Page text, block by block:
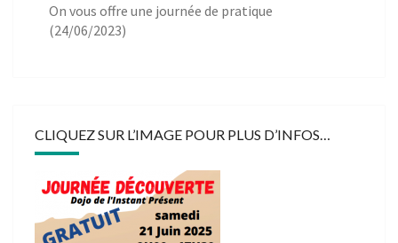
On vous offre une journée de pratique
(24/06/2023)
CLIQUEZ SUR L’IMAGE POUR PLUS D’INFOS…